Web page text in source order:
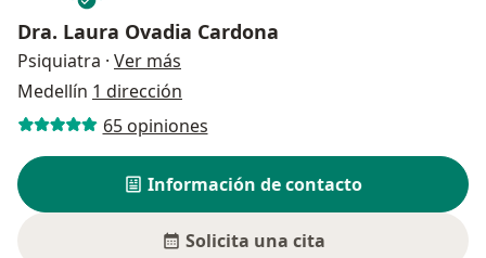
Dra. Laura Ovadia Cardona
Psiquiatra · Ver más
Medellín 1 dirección
65 opiniones
Información de contacto
Solicita una cita